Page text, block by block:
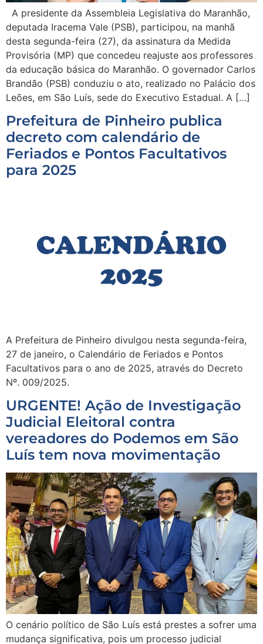
A presidente da Assembleia Legislativa do Maranhão,
deputada Iracema Vale (PSB), participou, na manhã
desta segunda-feira (27), da assinatura da Medida
Provisória (MP) que concedeu reajuste aos professores
da educação básica do Maranhão. O governador Carlos
Brandão (PSB) conduziu o ato, realizado no Palácio dos
Leões, em São Luís, sede do Executivo Estadual. A […]
Prefeitura de Pinheiro publica
decreto com calendário de
Feriados e Pontos Facultativos
para 2025
A Prefeitura de Pinheiro divulgou nesta segunda-feira,
27 de janeiro, o Calendário de Feriados e Pontos
Facultativos para o ano de 2025, através do Decreto
Nº. 009/2025.
URGENTE! Ação de Investigação
Judicial Eleitoral contra
vereadores do Podemos em São
Luís tem nova movimentação
O cenário político de São Luís está prestes a sofrer uma
mudança significativa, pois um processo judicial